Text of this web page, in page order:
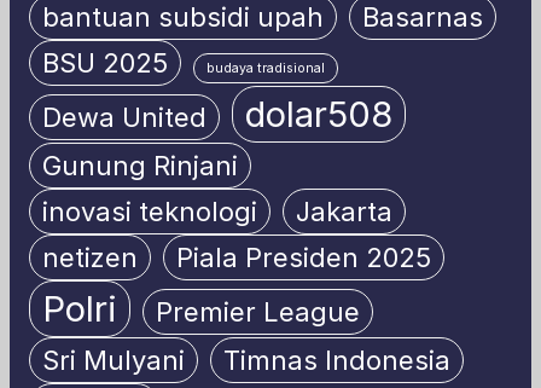
bantuan subsidi upah
Basarnas
BSU 2025
budaya tradisional
Dewa United dolar508
Gunung Rinjani
inovasi teknologi
Jakarta
netizen
Piala Presiden 2025
Polri
Premier League
Sri Mulyani
Timnas Indonesia